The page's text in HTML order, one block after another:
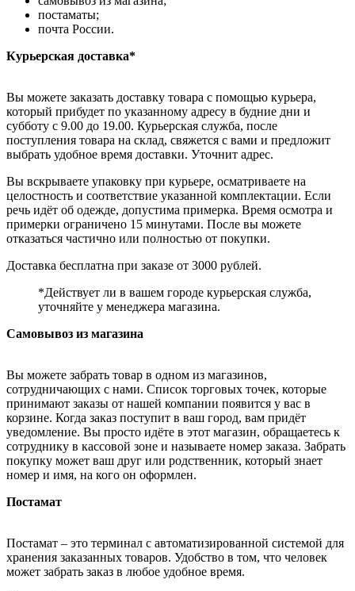
постаматы;
почта России.
Курьерская доставка*
Вы можете заказать доставку товара с помощью курьера,
который прибудет по указанному адресу в будние дни и
субботу с 9.00 до 19.00. Курьерская служба, после
поступления товара на склад, свяжется с вами и предложит
выбрать удобное время доставки. Уточнит адрес.
Вы вскрываете упаковку при курьере, осматриваете на
целостность и соответствие указанной комплектации. Если
речь идёт об одежде, допустима примерка. Время осмотра и
примерки ограничено 15 минутами. После вы можете
отказаться частично или полностью от покупки.
Доставка бесплатна при заказе от 3000 рублей.
*Действует ли в вашем городе курьерская служба,
уточняйте у менеджера магазина.
Самовывоз из магазина
Вы можете забрать товар в одном из магазинов,
сотрудничающих с нами. Список торговых точек, которые
принимают заказы от нашей компании появится у вас в
корзине. Когда заказ поступит в ваш город, вам придёт
уведомление. Вы просто идёте в этот магазин, обращаетесь к
сотруднику в кассовой зоне и называете номер заказа. Забрать
покупку может ваш друг или родственник, который знает
номер и имя, на кого он оформлен.
Постамат
Постамат – это терминал с автоматизированной системой для
хранения заказанных товаров. Удобство в том, что человек
может забрать заказ в любое удобное время.